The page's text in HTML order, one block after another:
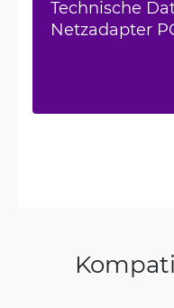
Technische
Netzadapter